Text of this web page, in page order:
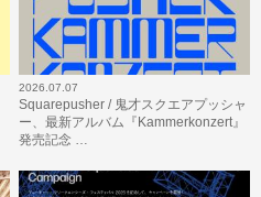
2026.07.07
Squarepusher / 鬼才スクエアプッシャ
ー、最新アルバム『Kammerkonzert』
発売記念 …